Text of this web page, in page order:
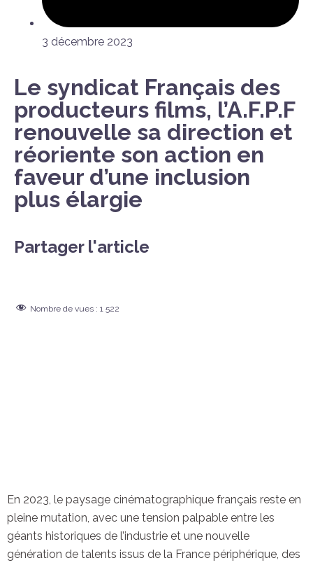
3 décembre 2023
Le syndicat Français des
producteurs films, l’A.F.P.F
renouvelle sa direction et
réoriente son action en
faveur d’une inclusion
plus élargie
Partager l'article
Nombre de vues : 1 522
En 2023, le paysage cinématographique français reste en
pleine mutation, avec une tension palpable entre les
géants historiques de l’industrie et une nouvelle
génération de talents issus de la France périphérique, des